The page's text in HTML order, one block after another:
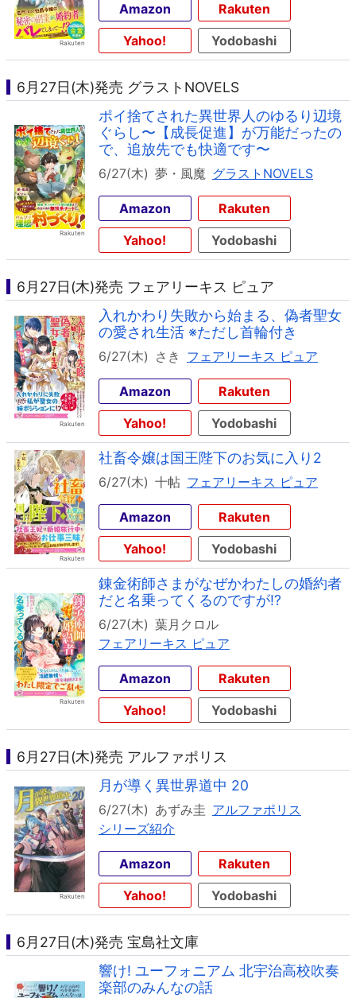
Amazon
Rakuten
Yahoo!
Yodobashi
6月27日(木)発売 グラストNOVELS
ポイ捨てされた異世界人のゆるり辺境
ぐらし〜【成長促進】が万能だったの
で、追放先でも快適です〜
6/27(木) 夢・風魔 グラストNOVELS
Amazon
Rakuten
Yahoo!
Yodobashi
6月27日(木)発売 フェアリーキス ピュア
入れかわり失敗から始まる、偽者聖女
の愛され生活 ※ただし首輪付き
6/27(木) さき フェアリーキス ピュア
Amazon
Rakuten
Yahoo!
Yodobashi
社畜令嬢は国王陛下のお気に入り2
6/27(木) 十帖 フェアリーキス ピュア
Amazon
Rakuten
Yahoo!
Yodobashi
錬金術師さまがなぜかわたしの婚約者
だと名乗ってくるのですが!?
6/27(木) 葉月クロル
フェアリーキス ピュア
Amazon
Rakuten
Yahoo!
Yodobashi
6月27日(木)発売 アルファポリス
月が導く異世界道中 20
6/27(木) あずみ圭 アルファポリス
シリーズ紹介
Amazon
Rakuten
Yahoo!
Yodobashi
6月27日(木)発売 宝島社文庫
響け! ユーフォニアム 北宇治高校吹奏
楽部のみんなの話